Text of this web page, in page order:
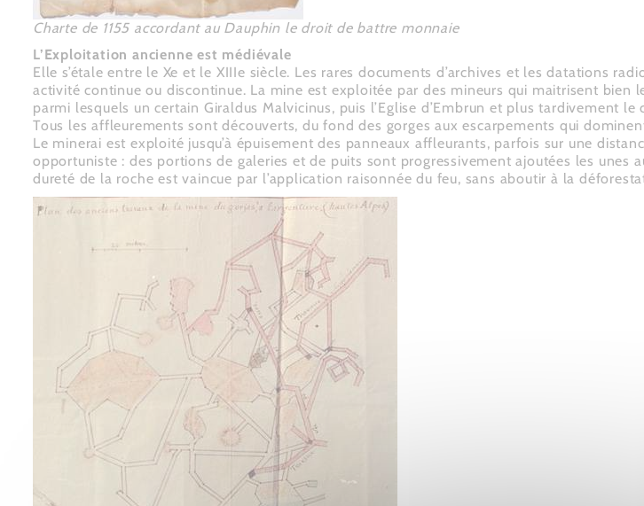
Charte de 1155 accordant au Dauphin le droit de battre monnaie
L’Exploitation ancienne est médiévale
Elle s’étale entre le Xe et le XIIIe siècle. Les rares documents d’archives et les datations
activité continue ou discontinue. La mine est exploitée par des mineurs qui maitrisent bien
parmi lesquels un certain Giraldus Malvicinus, puis l’Eglise d’Embrun et plus tardivement
Tous les affleurements sont découverts, du fond des gorges aux escarpements qui
Le minerai est exploité jusqu’à épuisement des panneaux affleurants, parfois sur une
opportuniste : des portions de galeries et de puits sont progressivement ajoutées les unes
dureté de la roche est vaincue par l’application raisonnée du feu, sans aboutir à la